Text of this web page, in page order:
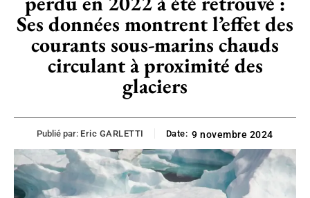
Ses données montrent l’effet des
courants sous-marins chauds
circulant à proximité des
glaciers
Publié par: Eric GARLETTI Date: 9 novembre 2024